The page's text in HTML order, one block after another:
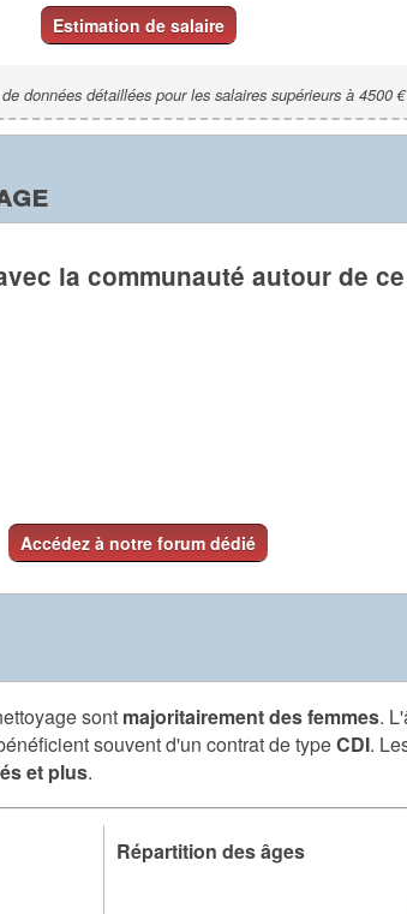
Estimation de salaire
données détaillées pour les salaires supérieurs à 4500
la communauté autour de
Accédez à notre forum dédié
sont majoritairement des femmes.
souvent d'un contrat de typeCDI.
et plus.
Répartition des âges